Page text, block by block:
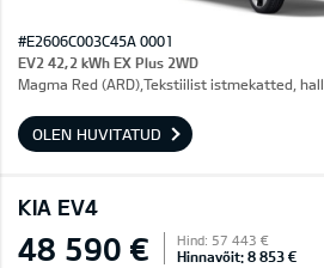
#E2606C003C45A 0001
EV2 42,2 kWh EX Plus 2WD
Magma Red (ARD),Tekstiilist istmekatted, hall
OLEN HUVITATUD
KIA EV4
48 590 € Hind: 57 443 €
Hinnavõit: 8 853 €